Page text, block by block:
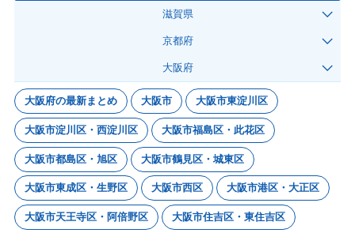
滋賀県
京都府
大阪府
大阪府の最新まとめ 大阪市 大阪市東淀川区
大阪市淀川区・西淀川区 大阪市福島区・此花区
大阪市都島区・旭区 大阪市鶴見区・城東区
大阪市東成区・生野区 大阪市西区 大阪市港区・大正区
大阪市天王寺区・阿倍野区 大阪市住吉区・東住吉区